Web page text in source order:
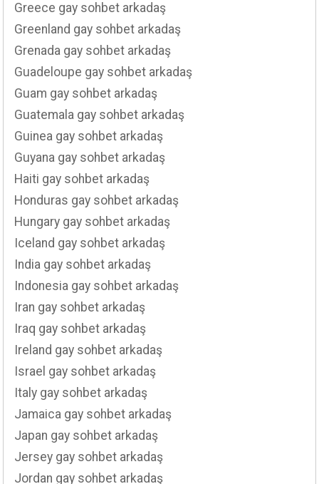
Greece gay sohbet arkadaş
Greenland gay sohbet arkadaş
Grenada gay sohbet arkadaş
Guadeloupe gay sohbet arkadaş
Guam gay sohbet arkadaş
Guatemala gay sohbet arkadaş
Guinea gay sohbet arkadaş
Guyana gay sohbet arkadaş
Haiti gay sohbet arkadaş
Honduras gay sohbet arkadaş
Hungary gay sohbet arkadaş
Iceland gay sohbet arkadaş
India gay sohbet arkadaş
Indonesia gay sohbet arkadaş
Iran gay sohbet arkadaş
Iraq gay sohbet arkadaş
Ireland gay sohbet arkadaş
Israel gay sohbet arkadaş
Italy gay sohbet arkadaş
Jamaica gay sohbet arkadaş
Japan gay sohbet arkadaş
Jersey gay sohbet arkadaş
Jordan gay sohbet arkadaş